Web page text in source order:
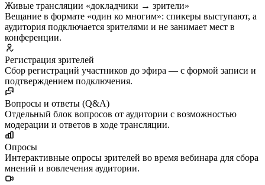
Живые трансляции «докладчики → зрители»
Вещание в формате «один ко многим»: спикеры выступают, а
аудитория подключается зрителями и не занимает мест в
конференции.
Регистрация зрителей
Сбор регистраций участников до эфира — с формой записи и
подтверждением подключения.
Вопросы и ответы (Q&A)
Отдельный блок вопросов от аудитории с возможностью
модерации и ответов в ходе трансляции.
Опросы
Интерактивные опросы зрителей во время вебинара для сбора
мнений и вовлечения аудитории.